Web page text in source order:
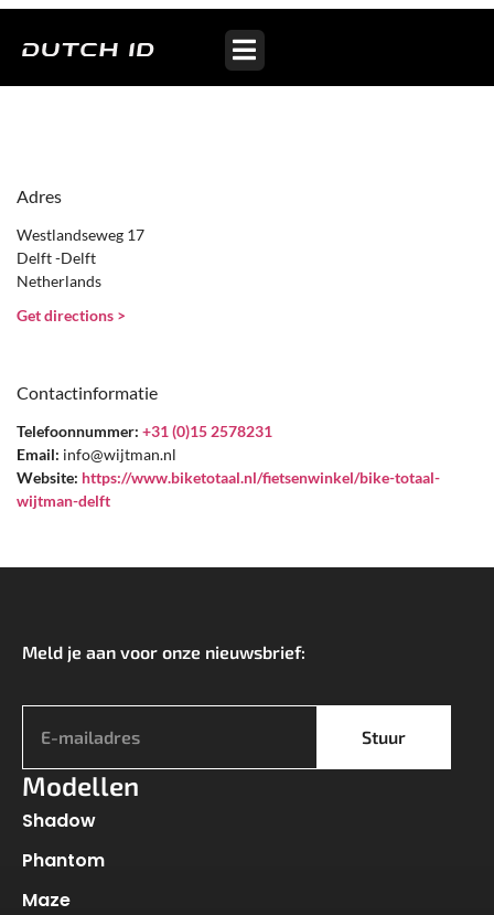
Bike Totaal Wijtman Delft
Adres
Westlandseweg 17
Delft -Delft
Netherlands
Get directions >
Contactinformatie
Telefoonnummer: +31 (0)15 2578231
Email: info@wijtman.nl
Website: https://www.biketotaal.nl/fietsenwinkel/bike-totaal-
wijtman-delft
Meld je aan voor onze nieuwsbrief:
Stuur
Modellen
Shadow
Phantom
Maze